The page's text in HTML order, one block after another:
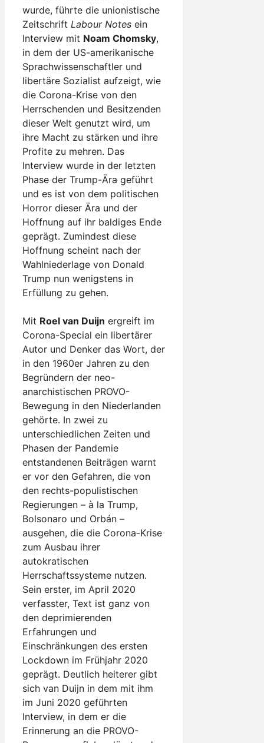
wurde, führte die unionistische
Zeitschrift Labour Notes ein
Interview mit Noam Chomsky,
in dem der US-amerikanische
Sprachwissenschaftler und
libertäre Sozialist aufzeigt, wie
die Corona-Krise von den
Herrschenden und Besitzenden
dieser Welt genutzt wird, um
ihre Macht zu stärken und ihre
Profite zu mehren. Das
Interview wurde in der letzten
Phase der Trump-Ära geführt
und es ist von dem politischen
Horror dieser Ära und der
Hoffnung auf ihr baldiges Ende
geprägt. Zumindest diese
Hoffnung scheint nach der
Wahlniederlage von Donald
Trump nun wenigstens in
Erfüllung zu gehen.
Mit Roel van Duijn ergreift im
Corona-Special ein libertärer
Autor und Denker das Wort, der
in den 1960er Jahren zu den
Begründern der neo-
anarchistischen PROVO-
Bewegung in den Niederlanden
gehörte. In zwei zu
unterschiedlichen Zeiten und
Phasen der Pandemie
entstandenen Beiträgen warnt
er vor den Gefahren, die von
den rechts-populistischen
Regierungen – à la Trump,
Bolsonaro und Orbán –
ausgehen, die die Corona-Krise
zum Ausbau ihrer
autokratischen
Herrschaftssysteme nutzen.
Sein erster, im April 2020
verfasster, Text ist ganz von
den deprimierenden
Erfahrungen und
Einschränkungen des ersten
Lockdown im Frühjahr 2020
geprägt. Deutlich heiterer gibt
sich van Duijn in dem mit ihm
im Juni 2020 geführten
Interview, in dem er die
Erinnerung an die PROVO-